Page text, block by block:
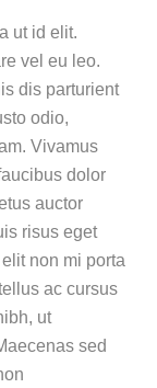
ut id elit.
vel eu leo.
dis parturient
odio,
Vivamus
dolor
auctor
risus eget
non mi porta
ac cursus
ut
sed